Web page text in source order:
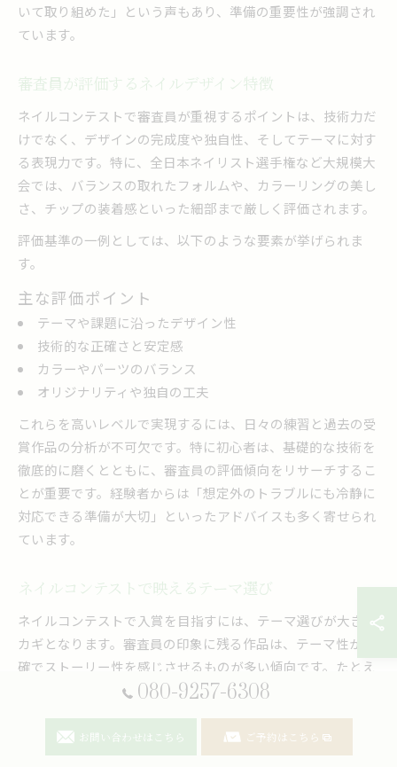
いて取り組めた」という声もあり、準備の重要性が強調され
ています。
審査員が評価するネイルデザイン特徴
ネイルコンテストで審査員が重視するポイントは、技術力だ
けでなく、デザインの完成度や独自性、そしてテーマに対す
る表現力です。特に、全日本ネイリスト選手権など大規模大
会では、バランスの取れたフォルムや、カラーリングの美し
さ、チップの装着感といった細部まで厳しく評価されます。
評価基準の一例としては、以下のような要素が挙げられま
す。
主な評価ポイント
テーマや課題に沿ったデザイン性
技術的な正確さと安定感
カラーやパーツのバランス
オリジナリティや独自の工夫
これらを高いレベルで実現するには、日々の練習と過去の受
賞作品の分析が不可欠です。特に初心者は、基礎的な技術を
徹底的に磨くとともに、審査員の評価傾向をリサーチするこ
とが重要です。経験者からは「想定外のトラブルにも冷静に
対応できる準備が大切」といったアドバイスも多く寄せられ
ています。
ネイルコンテストで映えるテーマ選び
ネイルコンテストで入賞を目指すには、テーマ選びが大きな
カギとなります。審査員の印象に残る作品は、テーマ性が明
確でストーリー性を感じさせるものが多い傾向です。たとえ
ば「四季」「日本文化」「未来的デザイン」など、具体的か
テーマ選びの際は、自分の得意分野やトレンドを踏まえたう
080-9257-6308
お問い合わせはこちら ご予約はこちら